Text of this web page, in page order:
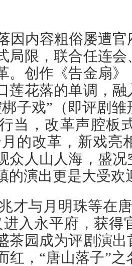
因内容粗俗屡遭
局限，联合任连
。创作《告金扇
莲花落的单调，
子戏”（即评剧
当，改革声腔板
的改革，新戏亮
众人山人海，盛
的演出更是大受欢
才与月明珠等在
进入永平府，获得
茶园成为评剧演
红，“唐山落子”